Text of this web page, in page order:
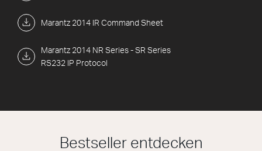
Marantz 2014 IR Command Sheet
Marantz 2014 NR Series - SR Series
RS232 IP Protocol
Bestseller entdecken